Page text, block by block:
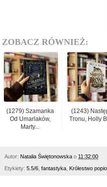
ZOBACZ RÓWNIEŻ:
(1279) Szamanka
Od Umarlaków,
Marty...
(1243)
Tronu, Holly
Autor: Natalia Świętonowska o 11:32:00
Etykiety: 5.5/6 fantastyka Królestwo